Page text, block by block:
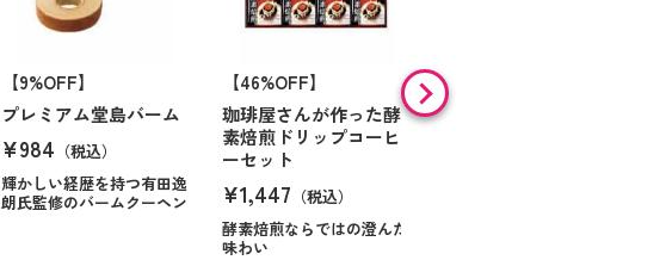
【9%OFF】
プレミアム堂島バーム
¥984 （税込）
輝かしい経歴を持つ有田逸
朗氏監修のバームクーヘン
【46%OFF】
珈琲屋さんが作った酵
素焙煎ドリップコーヒ
ーセット
¥1,447 （税込）
酵素焙煎ならではの澄んだ
味わい
【9%OFF】
アラン・ド・パリ ショ